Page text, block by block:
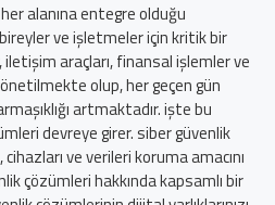
alanına entegre olduğu
ve işletmeler için kritik bir
araçları, finansal işlemler ve
olup, her geçen gün
artmaktadır. işte bu
devreye girer. siber güvenlik
ve verileri koruma amacını
çözümleri hakkında kapsamlı bir